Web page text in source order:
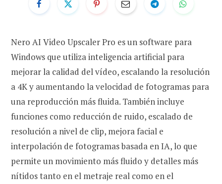
Nero AI Video Upscaler Pro es un software para
Windows que utiliza inteligencia artificial para
mejorar la calidad del vídeo, escalando la resolución
a 4K y aumentando la velocidad de fotogramas para
una reproducción más fluida. También incluye
funciones como reducción de ruido, escalado de
resolución a nivel de clip, mejora facial e
interpolación de fotogramas basada en IA, lo que
permite un movimiento más fluido y detalles más
nítidos tanto en el metraje real como en el